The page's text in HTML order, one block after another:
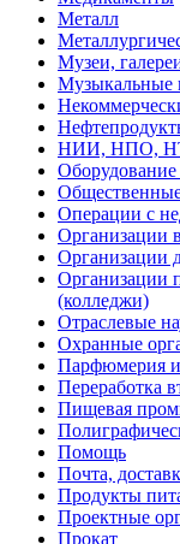
Металл
Музеи,
Музыкальные
НИИ, НПО,
Операции с
Организации
Организации
Организации
(колледжи)
Отраслевые
Охранные
Парфюмерия и
Переработка
Пищевая
Помощь
Почта,
Продукты
Проектные
Прокат